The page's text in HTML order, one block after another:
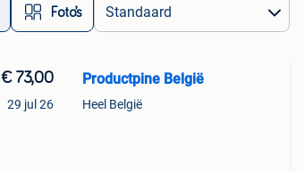
Foto’s
€ 73,00
29 jul 26
Productpine België
Heel België